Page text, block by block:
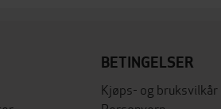
BETINGELSER
Kjøps- og bruksvilkår